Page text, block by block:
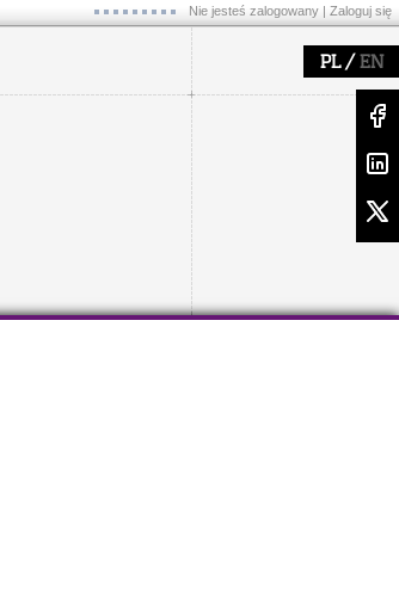
Nie jesteś zalogowany | Zaloguj się
PL/ EN